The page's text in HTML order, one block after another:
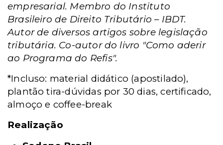
empresarial. Membro do Instituto
Brasileiro de Direito Tributário – IBDT.
Autor de diversos artigos sobre legislação
tributária. Co-autor do livro "Como aderir
ao Programa do Refis".
*Incluso: material didático (apostilado),
plantão tira-dúvidas por 30 dias, certificado,
almoço e coffee-break
Realização